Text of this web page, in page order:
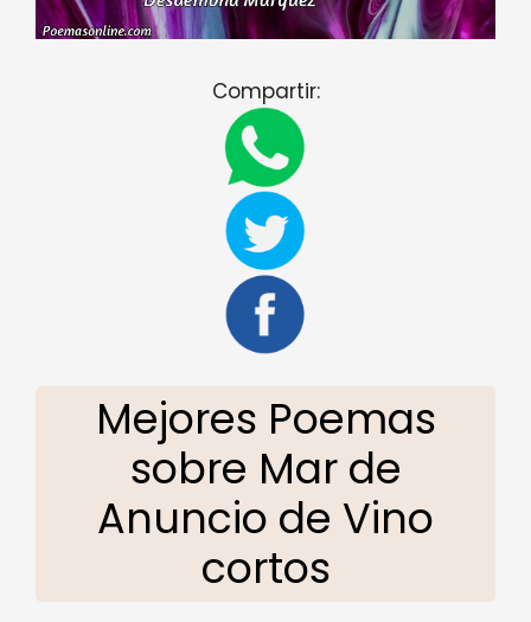
Compartir:
Mejores Poemas
sobre Mar de
Anuncio de Vino
cortos